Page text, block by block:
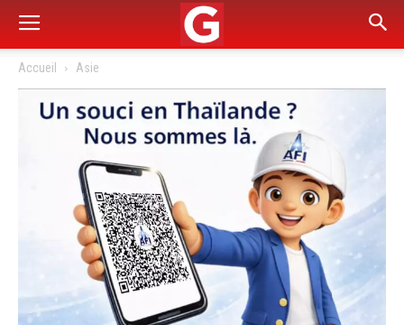
Accueil Asie